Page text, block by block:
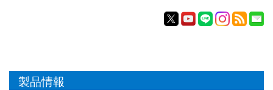
製品情報